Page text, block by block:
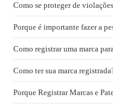
Como se proteger de
Porque é importante fazer a
Como registrar uma marca
Como ter sua marca
Porque Registrar Marcas e